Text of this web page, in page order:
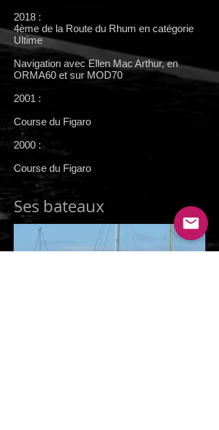
2018 :
4ème de la Route du Rhum en catégorie
Ultime
Navigation avec Ellen Mac Arthur, en
ORMA60 et sur MOD70
2001 :
Course du Figaro
2000 :
Course du Figaro
Ses bateaux